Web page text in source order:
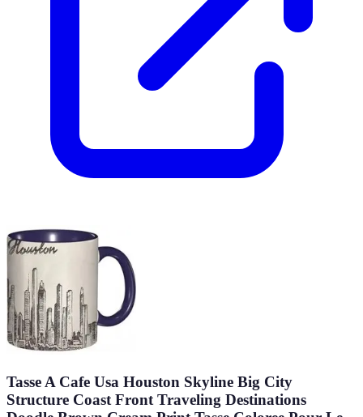
Tasse A Cafe Usa Houston Skyline Big City
Structure Coast Front Traveling Destinations